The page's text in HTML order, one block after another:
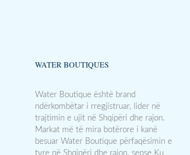
WATER BOUTIQUES
Water Boutique është brand
ndërkombëtar i rregjistruar, lider në
trajtimin e ujit në Shqipëri dhe rajon.
Markat më të mira botërore i kanë
besuar Water Boutique përfaqësimin e
tyre në Shqipëri dhe rajon, sepse Ku